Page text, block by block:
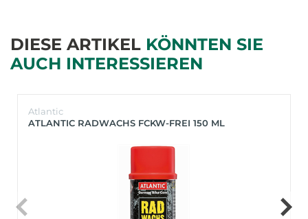
DIESE ARTIKEL KÖNNTEN SIE
AUCH INTERESSIEREN
Atlantic
ATLANTIC RADWACHS FCKW-FREI 150 ML